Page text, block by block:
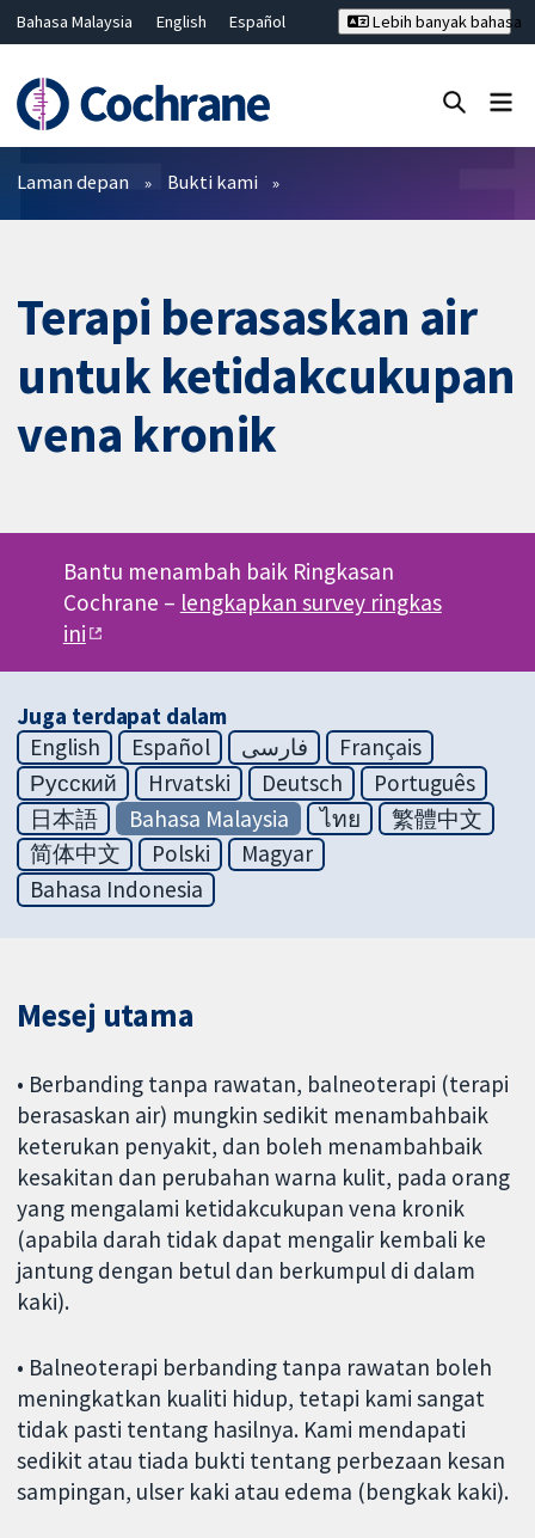
Bahasa Malaysia English
Español
Hrvatski
Deutsch ไทย
繁體中文
简体中文
Lebih banyak bahasa
Penapis
Laman depan Bukti kami
Terapi berasaskan air
untuk ketidakcukupan
vena kronik
Bantu menambah baik Ringkasan
Cochrane – lengkapkan survey ringkas
ini
Juga terdapat dalam
English
Español فارسی
Français
Русский
Hrvatski Deutsch
Português
日本語
Bahasa Malaysia ไทย
繁體中文
简体中文
Polski
Magyar
Bahasa Indonesia
Mesej utama
• Berbanding tanpa rawatan, balneoterapi (terapi
berasaskan air) mungkin sedikit menambahbaik
keterukan penyakit, dan boleh menambahbaik
kesakitan dan perubahan warna kulit, pada orang
yang mengalami ketidakcukupan vena kronik
(apabila darah tidak dapat mengalir kembali ke
jantung dengan betul dan berkumpul di dalam
kaki).
• Balneoterapi berbanding tanpa rawatan boleh
meningkatkan kualiti hidup, tetapi kami sangat
tidak pasti tentang hasilnya. Kami mendapati
sedikit atau tiada bukti tentang perbezaan kesan
sampingan, ulser kaki atau edema (bengkak kaki).